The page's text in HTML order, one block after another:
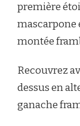
première
mascarpone
montée
Recouvrez
dessus en
ganache